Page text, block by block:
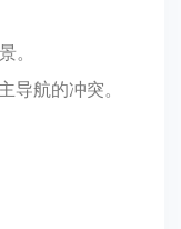
。
导航的冲突。